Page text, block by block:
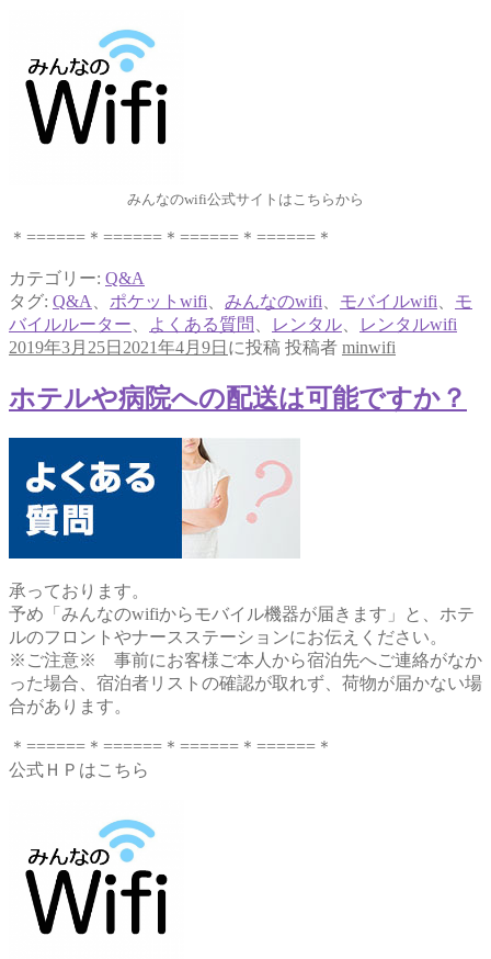
みんなのwifi公式サイトはこちらから
＊======＊======＊======＊======＊
カテゴリー: Q&A
タグ: Q&A ポケットwifi みんなのwifi モバイルwifi
モ
バイルルーター
よくある質問 レンタル
レンタルwifi
2019年3月25日 2021年4月9日 に投稿 投稿者 minwifi
ホテルや病院への配送は可能ですか？
承っております。
予め「みんなのwifiからモバイル機器が届きます」と、ホテ
ルのフロントやナースステーションにお伝えください。
※ご注意※ 事前にお客様ご本人から宿泊先へご連絡がなか
った場合、宿泊者リストの確認が取れず、荷物が届かない場
合があります。
＊======＊======＊======＊======＊
公式ＨＰはこちら